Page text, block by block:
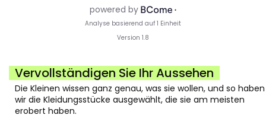
Vervollständigen Sie Ihr Aussehen
Die Kleinen wissen ganz genau, was sie wollen, und so haben
wir die Kleidungsstücke ausgewählt, die sie am meisten
erobert haben.